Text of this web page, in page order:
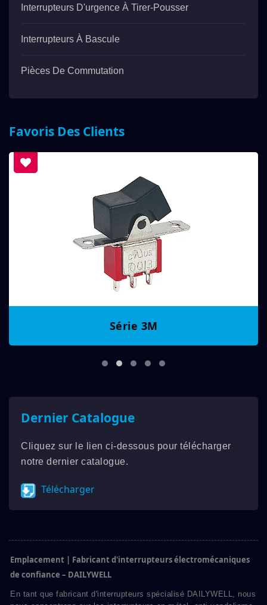
Interrupteurs D'urgence À Tirer-Pousser
Interrupteurs À Bascule
Pièces De Commutation
Favoris Des Clients
Série 3M
Dernier Catalogue
Cliquez sur le lien ci-dessous pour télécharger
notre dernier catalogue.
Télécharger
Emplacement | Fabricant d'interrupteurs électromécaniques
de confiance – DAILYWELL
En tant que fabricant d'interrupteurs spécialisé DAILYWELL, nous